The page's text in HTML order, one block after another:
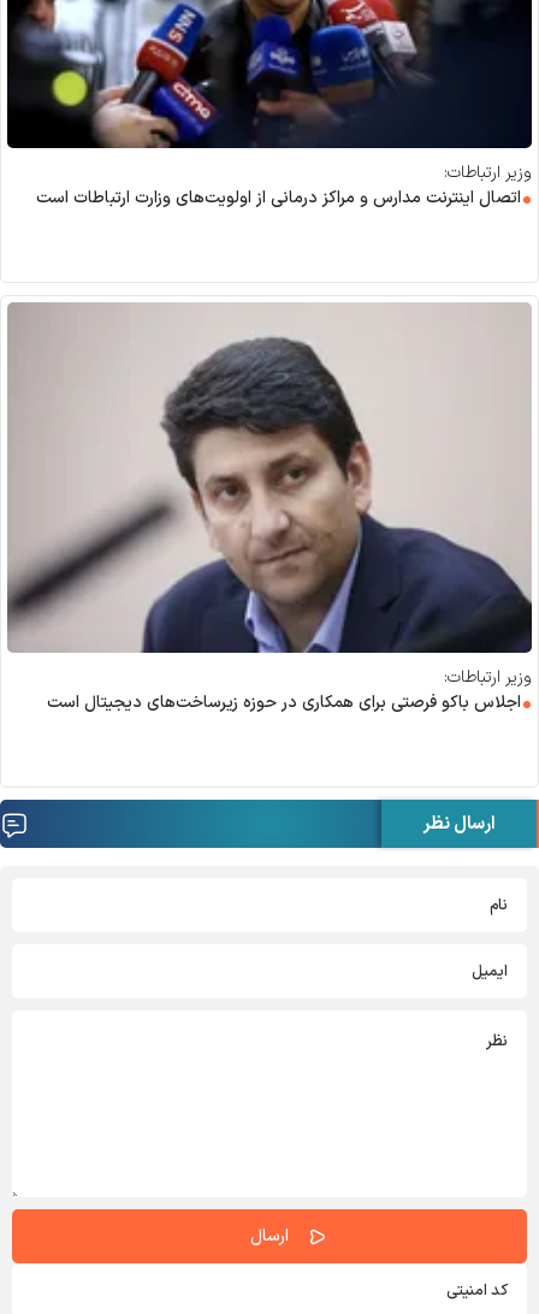
وزیر ارتباطات:
اتصال اینترنت مدارس و مراکز درمانی از اولویت‌های وزارت ارتباطات است
وزیر ارتباطات:
اجلاس باکو فرصتی برای همکاری در حوزه زیرساخت‌های دیجیتال است
ارسال نظر